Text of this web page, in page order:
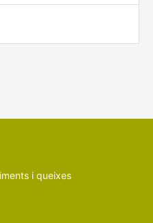
i queixes